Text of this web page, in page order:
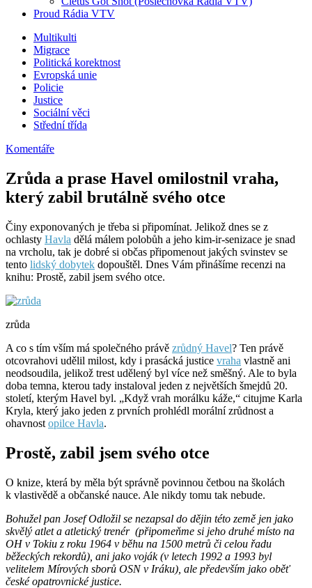
Proud Rádia VTV
Sub
menu
Multikulti
Migrace
Politická korektnost
Evropská unie
Policie
Justice
Sociální věci
Střední třída
Komentáře
Zrůda a prase Havel omilostnil vraha,
který zabil brutálně svého otce
Činy exponovaných je třeba si připomínat. Jelikož dnes se z
ochlasty Havla dělá málem polobůh a jeho kim-ir-senizace je snad
na vrcholu, tak je dobré si občas připomenout jakých svinstev se
tento lidský dobytek dopouštěl. Dnes Vám přinášíme recenzi na
knihu: Prostě, zabil jsem svého otce.
zrůda
A co s tím vším má společného právě zrůdný Havel? Ten právě
otcovrahovi udělil milost, kdy i prasácká justice vraha vlastně ani
neodsoudila, jelikož trest udělený byl více než směšný. Ale to byla
doba temna, kterou tady instaloval jeden z největších šmejdů 20.
století, kterým Havel byl. „Když vrah morálku káže,“ citujme Karla
Kryla, který jako jeden z prvních prohlédl morální zrůdnost a
ohavnost opilce Havla.
Prostě, zabil jsem svého otce
O knize, která by měla být správně povinnou četbou na školách
k vlastivědě a občanské nauce. Ale nikdy tomu tak nebude.
Bohužel pan Josef Odložil se nezapsal do dějin této země jen jako
skvělý atlet a atletický trenér (připomeňme si jeho druhé místo na
OH v Tokiu z roku 1964 v běhu na 1500 metrů či celou řadu
běžeckých rekordů), ani jako voják (v letech 1992 a 1993 byl
velitelem Mírových sborů OSN v Iráku), ale především jako oběť
české opatrovnické justice.